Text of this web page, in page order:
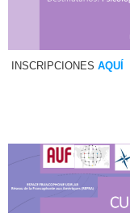
INSCRIPCIONES AQUÍ